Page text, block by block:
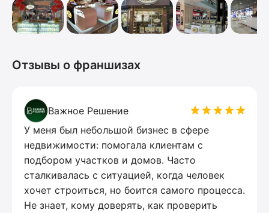
Отзывы о франшизах
Важное Решение
У меня был небольшой бизнес в сфере
недвижимости: помогала клиентам с
подбором участков и домов. Часто
сталкивалась с ситуацией, когда человек
хочет строиться, но боится самого процесса.
Не знает, кому доверять, как проверить